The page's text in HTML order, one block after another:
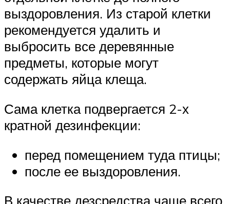
выздоровления. Из старой клетки
рекомендуется удалить и
выбросить все деревянные
предметы, которые могут
содержать яйца клеща.
Сама клетка подвергается 2-х
кратной дезинфекции:
перед помещением туда птицы;
после ее выздоровления.
В качестве дезсредства чаще всего